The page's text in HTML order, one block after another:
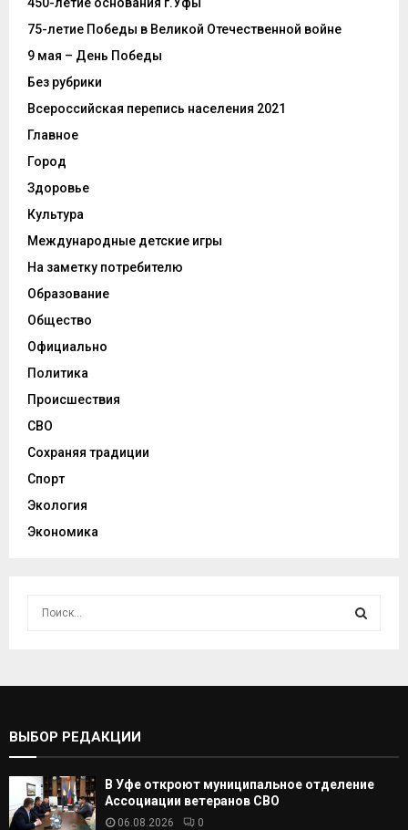
75-летие Победы в Великой Отечественной войне
9 мая – День Победы
Без рубрики
Всероссийская перепись населения 2021
Главное
Город
Здоровье
Культура
Международные детские игры
На заметку потребителю
Образование
Общество
Официально
Политика
Происшествия
СВО
Сохраняя традиции
Спорт
Экология
Экономика
С
А
ВЫБОР РЕДАКЦИИ
В Уфе откроют муниципальное отделение
Ассоциации ветеранов СВО
06.08.2026 0